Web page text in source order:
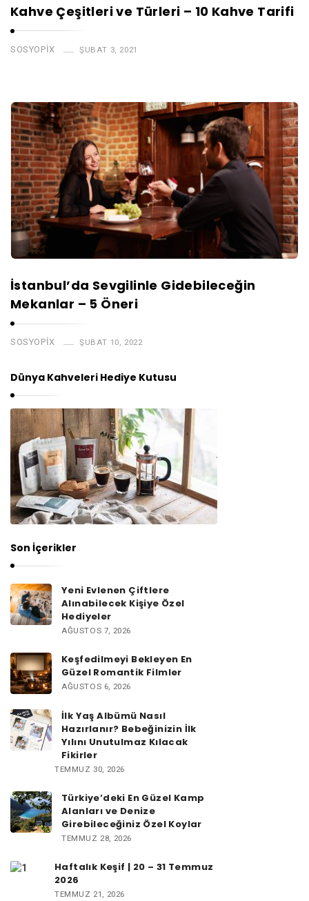
Kahve Çeşitleri ve Türleri – 10 Kahve Tarifi
SOSYOPIX ŞUBAT 3, 2021
İstanbul’da Sevgilinle Gidebileceğin
Mekanlar – 5 Öneri
SOSYOPIX ŞUBAT 10, 2022
Dünya Kahveleri Hediye Kutusu
Son İçerikler
Yeni Evlenen Çiftlere
Alınabilecek Kişiye Özel
Hediyeler
AĞUSTOS 7, 2026
Keşfedilmeyi Bekleyen En
Güzel Romantik Filmler
AĞUSTOS 6, 2026
İlk Yaş Albümü Nasıl
Hazırlanır? Bebeğinizin İlk
Yılını Unutulmaz Kılacak
Fikirler
TEMMUZ 30, 2026
Türkiye’deki En Güzel Kamp
Alanları ve Denize
Girebileceğiniz Özel Koylar
TEMMUZ 28, 2026
Haftalık Keşif | 20 – 31 Temmuz
2026
TEMMUZ 21, 2026